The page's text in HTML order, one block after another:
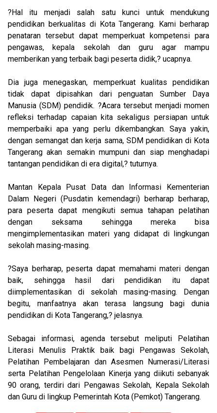
?Hal itu menjadi salah satu kunci untuk mendukung
pendidikan berkualitas di Kota Tangerang. Kami berharap
penataran tersebut dapat memperkuat kompetensi para
pengawas, kepala sekolah dan guru agar mampu
memberikan yang terbaik bagi peserta didik,? ucapnya.
Dia juga menegaskan, memperkuat kualitas pendidikan
tidak dapat dipisahkan dari penguatan Sumber Daya
Manusia (SDM) pendidik. ?Acara tersebut menjadi momen
refleksi terhadap capaian kita sekaligus persiapan untuk
memperbaiki apa yang perlu dikembangkan. Saya yakin,
dengan semangat dan kerja sama, SDM pendidikan di Kota
Tangerang akan semakin mumpuni dan siap menghadapi
tantangan pendidikan di era digital,? tuturnya.
Mantan Kepala Pusat Data dan Informasi Kementerian
Dalam Negeri (Pusdatin kemendagri) berharap berharap,
para peserta dapat mengikuti semua tahapan pelatihan
dengan seksama sehingga mereka bisa
mengimplementasikan materi yang didapat di lingkungan
sekolah masing-masing.
?Saya berharap, peserta dapat memahami materi dengan
baik, sehingga hasil dari pendidikan itu dapat
diimplementasikan di sekolah masing-masing. Dengan
begitu, manfaatnya akan terasa langsung bagi dunia
pendidikan di Kota Tangerang,? jelasnya.
Sebagai informasi, agenda tersebut meliputi Pelatihan
Literasi Menulis Praktik baik bagi Pengawas Sekolah,
Pelatihan Pembelajaran dan Asesmen Numerasi/Literasi
serta Pelatihan Pengelolaan Kinerja yang diikuti sebanyak
90 orang, terdiri dari Pengawas Sekolah, Kepala Sekolah
dan Guru di lingkup Pemerintah Kota (Pemkot) Tangerang.